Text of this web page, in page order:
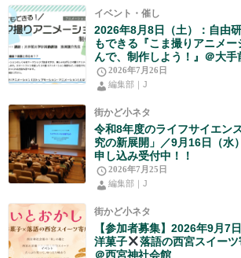
イベント・催し
2026年8月8日（土）：自由
もできる『こま撮りアニメ
んで、制作しよう！』＠大手
2026年7月26日
編集部｜J
街かど小ネタ
令和8年度のライフサイエン
究の新展開」／9月16日（水
申し込み受付中！！
2026年7月25日
編集部｜J
街かど小ネタ
【参加者募集】2026年9月7
洋菓子
落語の西宮スイー
＠西宮神社会館